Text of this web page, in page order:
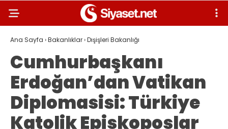
Ana Sayfa ›Bakanlıklar›Dışişleri Bakanlığı
Cumhurbaşkanı
Erdoğan’dan Vatikan
Diplomasisi: Türkiye
Katolik Episkoposlar